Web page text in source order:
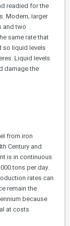
readied for the
Modern, larger
and two
same rate that
so liquid levels
Liquid levels
damage the
from iron
Century and
is in continuous
tons per day.
rates can
remain the
because
at costs